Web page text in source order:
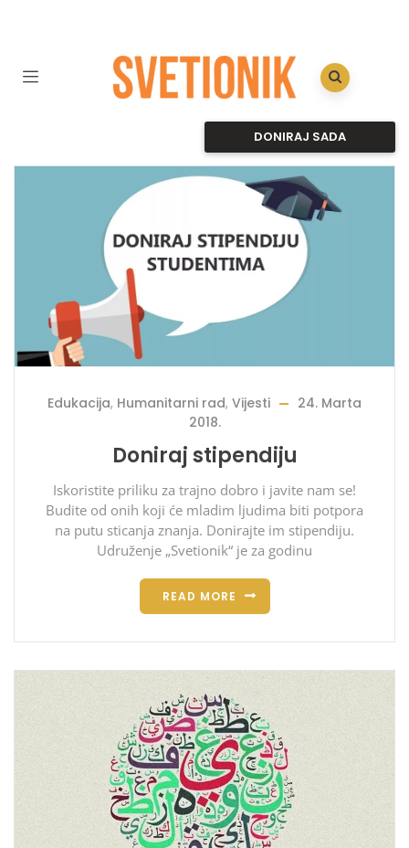
DONIRAJ SADA
Edukacija, Humanitarni rad, Vijesti
24. Marta
2018.
Doniraj stipendiju
Iskoristite priliku za trajno dobro i javite nam se!
Budite od onih koji će mladim ljudima biti potpora
na putu sticanja znanja. Donirajte im stipendiju.
Udruženje „Svetionik“ je za godinu
READ MORE